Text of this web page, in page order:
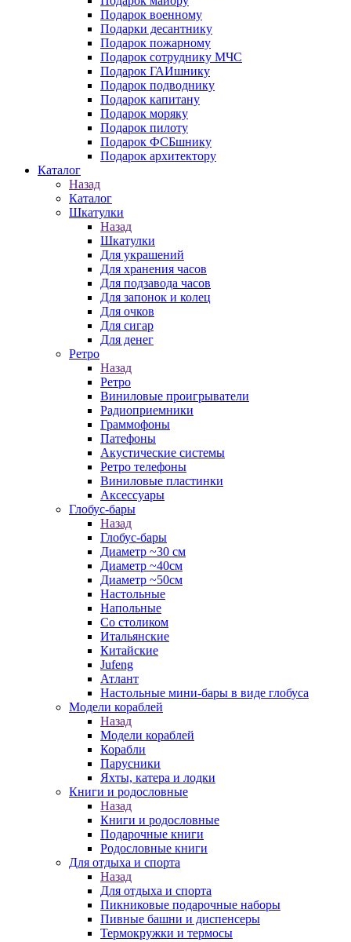
Подарок военному
Подарки десантнику
Подарок пожарному
Подарок сотруднику МЧС
Подарок ГАИшнику
Подарок подводнику
Подарок капитану
Подарок моряку
Подарок пилоту
Подарок ФСБшнику
Подарок архитектору
Каталог
Назад
Каталог
Шкатулки
Назад
Шкатулки
Для украшений
Для хранения часов
Для подзавода часов
Для запонок и колец
Для очков
Для сигар
Для денег
Ретро
Назад
Ретро
Виниловые проигрыватели
Радиоприемники
Граммофоны
Патефоны
Акустические системы
Ретро телефоны
Виниловые пластинки
Аксессуары
Глобус-бары
Назад
Глобус-бары
Диаметр ~30 см
Диаметр ~40см
Диаметр ~50см
Настольные
Напольные
Со столиком
Итальянские
Китайские
Jufeng
Атлант
Настольные мини-бары в виде глобуса
Модели кораблей
Назад
Модели кораблей
Корабли
Парусники
Яхты, катера и лодки
Книги и родословные
Назад
Книги и родословные
Подарочные книги
Родословные книги
Для отдыха и спорта
Назад
Для отдыха и спорта
Пикниковые подарочные наборы
Пивные башни и диспенсеры
Термокружки и термосы